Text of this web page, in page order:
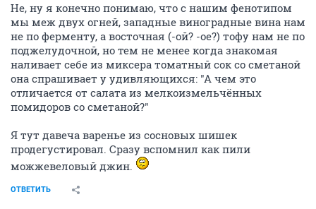
Не, ну я конечно понимаю, что с нашим фенотипом
мы меж двух огней, западные виноградные вина нам
не по ферменту, а восточная (-ой? -ое?) тофу нам не по
поджелудочной, но тем не менее когда знакомая
наливает себе из миксера томатный сок со сметаной
она спрашивает у удивляющихся: "А чем это
отличается от салата из мелкоизмельчённых
помидоров со сметаной?"
Я тут давеча варенье из сосновых шишек
продегустировал. Сразу вспомнил как пили
можжевеловый джин.
ОТВЕТИТЬ